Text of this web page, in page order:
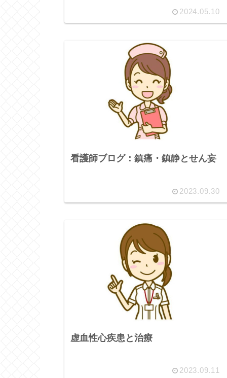
2024.05.10
看護師ブログ：鎮痛・鎮静とせん妄
2023.09.30
虚血性心疾患と治療
2023.09.11